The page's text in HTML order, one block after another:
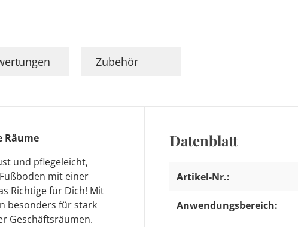
Zubehör
Räume
und pflegeleicht,
mit einer
Richtige für Dich! Mit
besonders für stark
Geschäftsräumen.
Datenblatt
Artikel-Nr.:
Anwendungsbereich: